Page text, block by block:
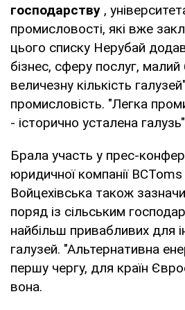
господарству ,
промисловості, які вже
цього списку Нерубай
бізнес, сферу послуг, малий
величезну кількість
промисловість. "Легка
- історично усталена
Брала участь у прес-
юридичної компанії BCToms
Войцехівська також
поряд із сільським
найбільш привабливих для
галузей. "Альтернативна
першу чергу, для країн
вона.